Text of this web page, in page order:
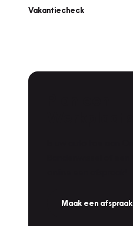
Vakantiecheck
Maak een afspraak